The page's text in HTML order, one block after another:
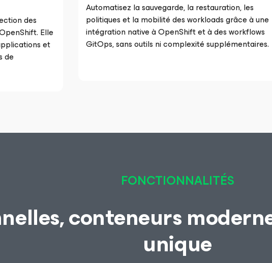
des
Elle
et
de
Automatisez la sauvegarde, la restauration, les
politiques et la mobilité des workloads grâce à une
intégration native à OpenShift et à des workflows
GitOps, sans outils ni complexité supplémentaires.
FONCTIONNALITÉS
conteneurs
unique